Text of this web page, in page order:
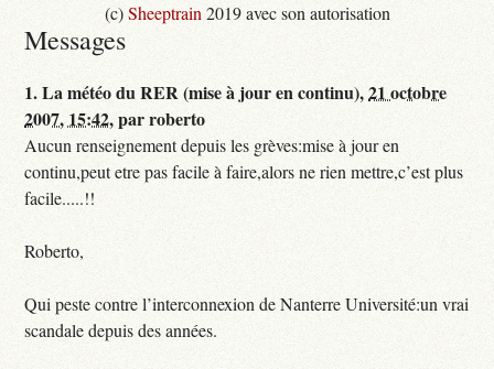
(c)Sheeptrain 2019 avec son autorisation
Messages
1.La météo du RER (mise à jour en continu),21 octobre
2007, 15:42,parroberto
Aucun renseignement depuis les grèves:mise à jour en
continu,peut etre pas facile à faire,alors ne rien mettre,c’est plus
facile.....!!
Roberto,
Qui peste contre l’interconnexion de Nanterre Université:un vrai
scandale depuis des années.